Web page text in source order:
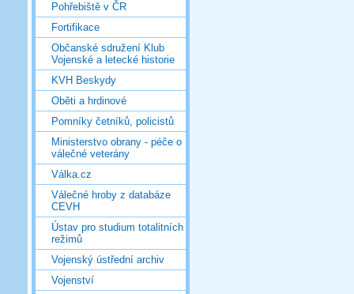
Pohřebiště v ČR
Fortifikace
Občanské sdružení Klub
Vojenské a letecké historie
KVH Beskydy
Oběti a hrdinové
Pomníky četníků, policistů
Ministerstvo obrany - péče o
válečné veterány
Válka.cz
Válečné hroby z databáze
CEVH
Ústav pro studium totalitních
režimů
Vojenský ústřední archiv
Vojenství